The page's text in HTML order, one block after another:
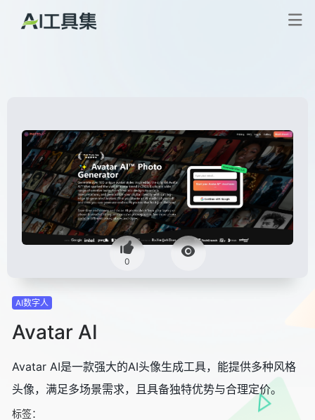
0
AI数字人
Avatar AI
Avatar AI是一款强大的AI头像生成工具，能提供多种风格
头像，满足多场景需求，且具备独特优势与合理定价。
标签：